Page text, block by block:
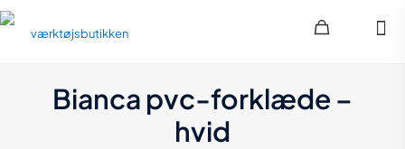
Bianca pvc-forklæde –
hvid